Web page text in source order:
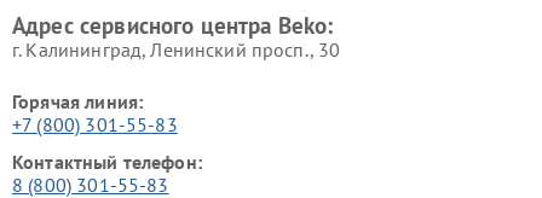
Адрес сервисного центра Beko:
г. Калининград, Ленинский просп., 30
Горячая линия:
+7 (800) 301-55-83
Контактный телефон:
8 (800) 301-55-83